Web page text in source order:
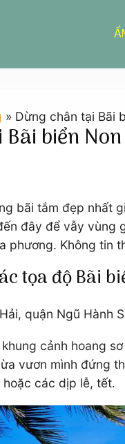
» Dừng chân tại Bãi
biển
bãi tắm đẹp nhất
đây để vẫy vùng
phương. Không tin
tọa độ Bãi
quận Ngũ Hành
cảnh hoang
vươn mình đứng
các dịp lễ, tết.